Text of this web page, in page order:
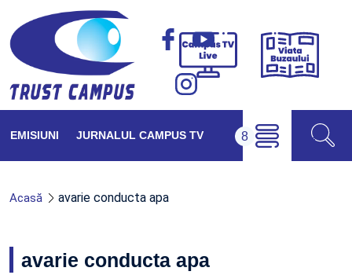
Campus
Viața
EMISIUNI JURNALUL CAMPUS TV
Acasă avarie conducta apa
avarie conducta apa